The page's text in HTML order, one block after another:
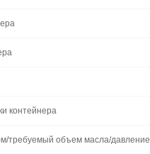
контейнера
требуемый объем масла/давление